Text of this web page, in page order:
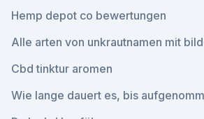
Hemp depot co bewertungen
Alle arten von unkrautnamen mit
Cbd tinktur aromen
Wie lange dauert es, bis